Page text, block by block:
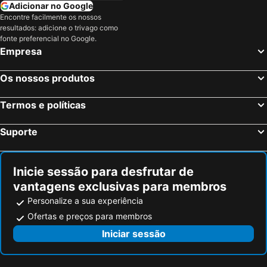
Haarlemmermeer, Holanda do Norte Hotéis
Utrecht, Utreque ou Utrecht Hotéis
Amstelveen, Holanda do Norte Hotéis
Maastricht, Limburgo Hotéis
Adicionar no Google
Encontre facilmente os nossos
resultados: adicione o trivago como
fonte preferencial no Google.
Empresa
Os nossos produtos
Termos e políticas
Suporte
Inicie sessão para desfrutar de
vantagens exclusivas para membros
Personalize a sua experiência
Ofertas e preços para membros
Iniciar sessão